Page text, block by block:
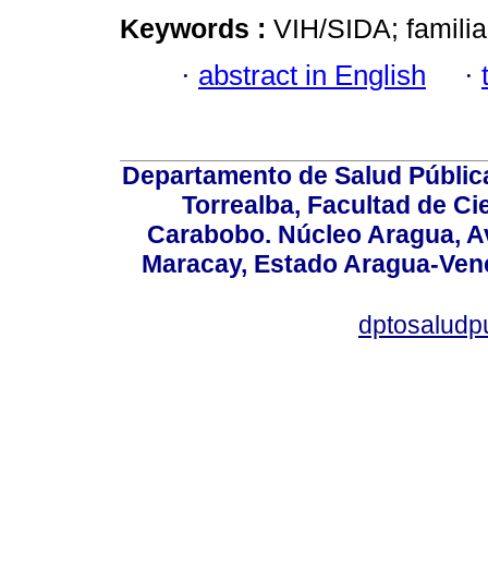
Keywords : VIH/SIDA;
· abstract in English ·
Departamento de Salud
Torrealba, Facultad de
Carabobo. Núcleo Aragua,
Maracay, Estado Aragua-